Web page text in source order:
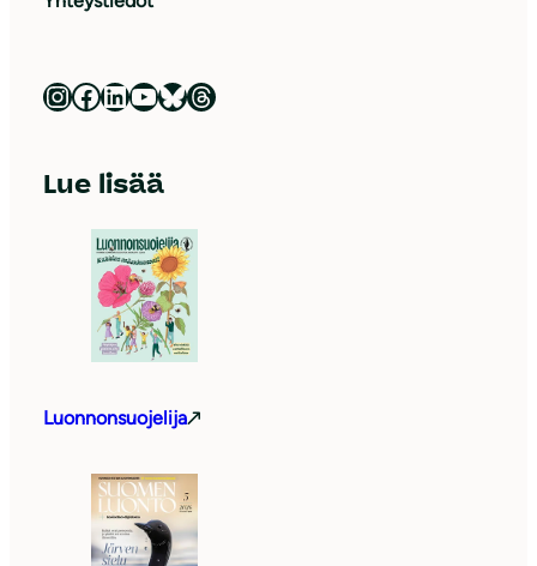
Luonnonsuojeluliitto Instagramissa Luonnonsuojeluliitto Facebookissa Luonnonsuojeluliitto LinkedInissä Luonnonsuojeluliiton YouTube-kanava Luonnonsuojeluliitto Blueskyssa Luonnonsuojeluliitto Threadsissa
Lue lisää
Luonnonsuojelija